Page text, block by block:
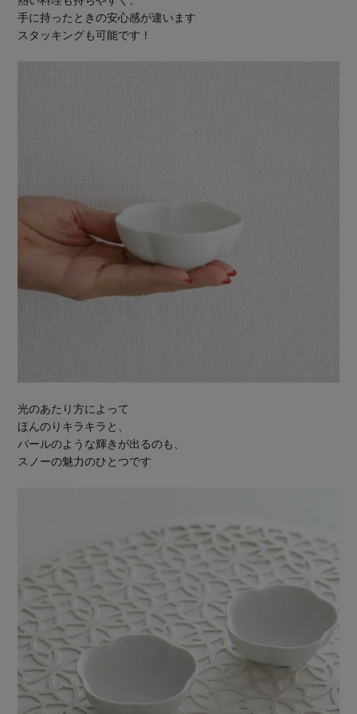
手に持ったときの安心感が違います
スタッキングも可能です！
光のあたり方によって
ほんのりキラキラと、
パールのような輝きが出るのも、
スノーの魅力のひとつです